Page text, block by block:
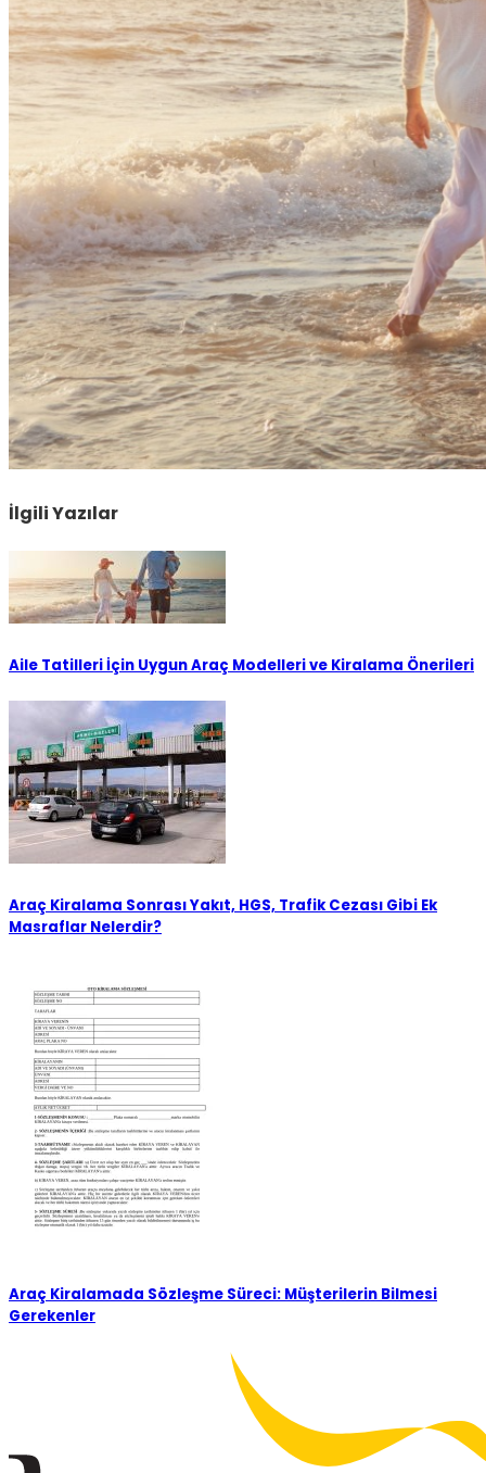
İlgili Yazılar
Aile Tatilleri İçin Uygun Araç Modelleri ve Kiralama Önerileri
Araç Kiralama Sonrası Yakıt, HGS, Trafik Cezası Gibi Ek
Masraflar Nelerdir?
Araç Kiralamada Sözleşme Süreci: Müşterilerin Bilmesi
Gerekenler